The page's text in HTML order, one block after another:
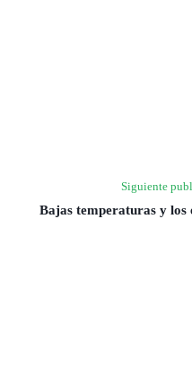
Siguiente
Bajas temperaturas y los